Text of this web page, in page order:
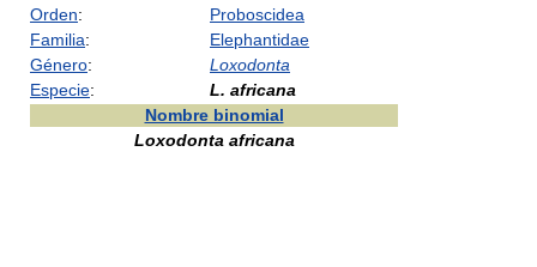
Orden:
Proboscidea
Familia:
Elephantidae
Género:
Loxodonta
Especie:
L. africana
Nombre binomial
Loxodonta africana